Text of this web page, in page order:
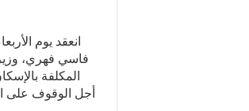
فاسي فهري، وزير
المكلفة
أجل الوقوف على